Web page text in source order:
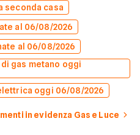
seconda casa
al 06/08/2026
al 06/08/2026
gas metano oggi
oggi 06/08/2026
in evidenza Gas e Luce